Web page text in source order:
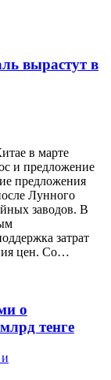
вырастут в
в марте
и предложение
предложения
Лунного
заводов. В
затрат
цен. Со…
о
тенге